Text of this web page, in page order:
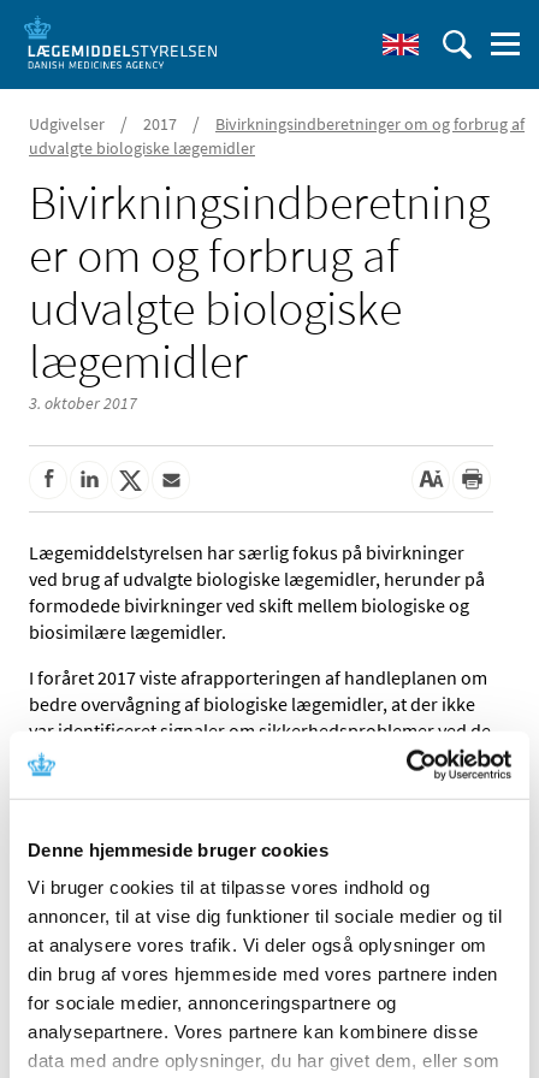
Denne hjemmeside bruger cookies
Vi bruger cookies til at tilpasse vores indhold og
annoncer, til at vise dig funktioner til sociale medier og til
at analysere vores trafik. Vi deler også oplysninger om
din brug af vores hjemmeside med vores partnere inden
for sociale medier, annonceringspartnere og
analysepartnere. Vores partnere kan kombinere disse
data med andre oplysninger, du har givet dem, eller som
Udgivelser / 2017 /
Bivirkningsindberetninger om og forbrug af
udvalgte biologiske lægemidler
Bivirkningsindberetning
er om og forbrug af
udvalgte biologiske
lægemidler
3. oktober 2017
Lægemiddelstyrelsen har særlig fokus på bivirkninger
ved brug af udvalgte biologiske lægemidler, herunder på
formodede bivirkninger ved skift mellem biologiske og
biosimilære lægemidler.
I foråret 2017 viste afrapporteringen af handleplanen om
bedre overvågning af biologiske lægemidler, at der ikke
var identificeret signaler om sikkerhedsproblemer ved de
udvalgte biologiske eller biosimilære lægemidler. Da der
fortsat markedsføres nye biologiske og biosimilære
fremadrettet skal være et fokusområde for
Lægemiddelstyrelsen.
I denne publikation er der fokus på perioden 1. januar til
30. juni 2017, og lægemidlerne frem-går af tabel 1. Det er
de samme lægemidler, som afrapporteringsrapporten
omhandler.
I denne publikation analyseres bivirkningsindberetninger